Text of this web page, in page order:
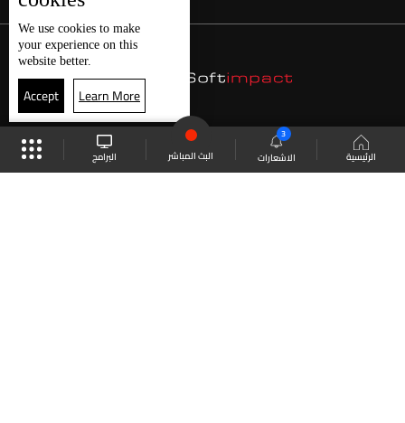
الرئيسية الاشعارات
3
البث المباشر البرامج
We use cookies to make
your experience on this
website better.
Accept Learn More
موقع البرامج الجدول البث المباشر